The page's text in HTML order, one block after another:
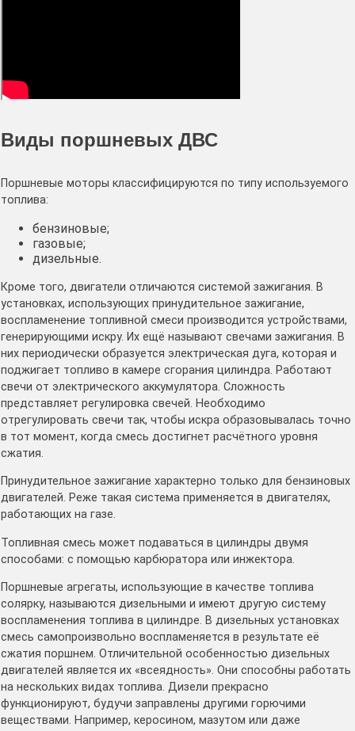
Виды поршневых ДВС
Поршневые моторы классифицируются по типу используемого
топлива:
бензиновые;
газовые;
дизельные.
Кроме того, двигатели отличаются системой зажигания. В
установках, использующих принудительное зажигание,
воспламенение топливной смеси производится устройствами,
генерирующими искру. Их ещё называют свечами зажигания. В
них периодически образуется электрическая дуга, которая и
поджигает топливо в камере сгорания цилиндра. Работают
свечи от электрического аккумулятора. Сложность
представляет регулировка свечей. Необходимо
отрегулировать свечи так, чтобы искра образовывалась точно
в тот момент, когда смесь достигнет расчётного уровня
сжатия.
Принудительное зажигание характерно только для бензиновых
двигателей. Реже такая система применяется в двигателях,
работающих на газе.
Топливная смесь может подаваться в цилиндры двумя
способами: с помощью карбюратора или инжектора.
Поршневые агрегаты, использующие в качестве топлива
солярку, называются дизельными и имеют другую систему
воспламенения топлива в цилиндре. В дизельных установках
смесь самопроизвольно воспламеняется в результате её
сжатия поршнем. Отличительной особенностью дизельных
двигателей является их «всеядность». Они способны работать
на нескольких видах топлива. Дизели прекрасно
функционируют, будучи заправлены другими горючими
веществами. Например, керосином, мазутом или даже